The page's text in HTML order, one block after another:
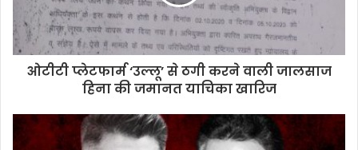
रोल की तैयारी करते समय ईशा ने चरित्र की मानसिकता और
व्यक्तित्व को समझने के लिए अपने एक मित्र से मार्गदर्शन भी
लिया था।
प्रकाश झा द्वारा निर्मित और निर्देशित एमएक्स प्लेयर ओरिजिनल
सीरीज़ में
अनुप्रिया गोयनका, ईशा गुप्ता, सचिन श्रॉफ, अध्ययन सुमन, त्रिधा
ओटीटी प्लेटफार्म ‘उल्लू’ से ठगी करने वाली जालसाज
हिना की जमानत याचिका खारिज